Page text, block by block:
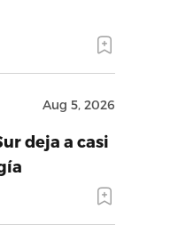
Aug 5, 2026
deja a casi